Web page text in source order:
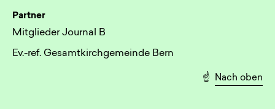
Partner
Mitglieder Journal B
Ev.-ref. Gesamtkirchgemeinde Bern
☝️ Nach oben